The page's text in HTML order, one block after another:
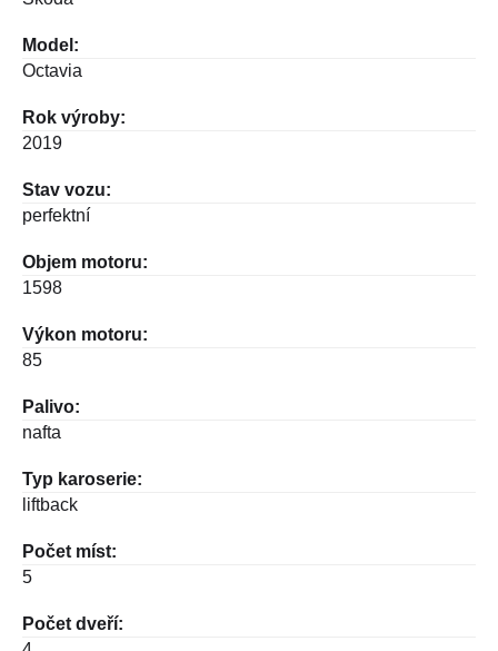
Model:
Octavia
Rok výroby:
2019
Stav vozu:
perfektní
Objem motoru:
1598
Výkon motoru:
85
Palivo:
nafta
Typ karoserie:
liftback
Počet míst:
5
Počet dveří: